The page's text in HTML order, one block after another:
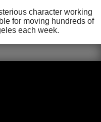
character working
for moving hundreds of
each week.